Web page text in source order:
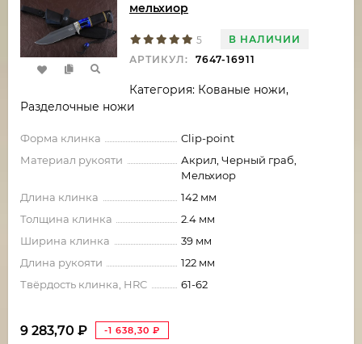
мельхиор
5
В НАЛИЧИИ
АРТИКУЛ:
7647-16911
Категория: Кованые ножи,
Разделочные ножи
Форма клинка
Clip-point
Материал рукояти
Акрил, Черный граб,
Мельхиор
Длина клинка
142 мм
Толщина клинка
2.4 мм
Ширина клинка
39 мм
Длина рукояти
122 мм
Твёрдость клинка, HRC
61-62
9 283,70 ₽ -1 638,30 ₽